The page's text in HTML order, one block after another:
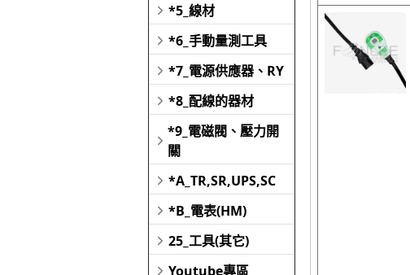
*5_線材
*6_手動量測工具
*7_電源供應器、RY
*8_配線的器材
*9_電磁閥、壓力開
關
*A_TR,SR,UPS,SC
*B_電表(HM)
25_工具(其它)
Youtube專區